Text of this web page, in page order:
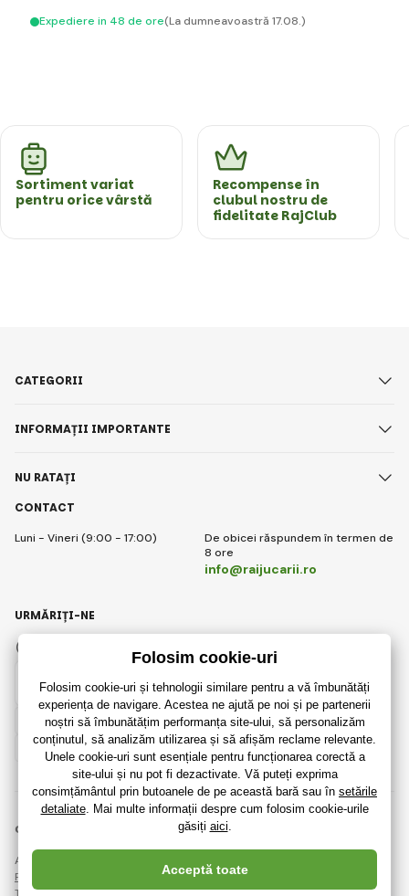
Expediere in 48 de ore(La dumneavoastră 17.08.)
Sortiment variat
pentru orice vârstă
Recompense în
clubul nostru de
fidelitate RajClub
CONTACT
Luni - Vineri (9:00 - 17:00)
De obicei răspundem în termen de
8 ore
info@raijucarii.ro
CATEGORII
INFORMAȚII IMPORTANTE
NU RATAȚI
Romanian
URMĂRIȚI-NE
Instagram
© 2018 - 2026 RaiJucării.ro, Toate drepturile rezervate
Această pagină este protejată prin reCAPTCHA și se aplică
Regulile de protecție a datelor personalecompaniile Google și ale lor